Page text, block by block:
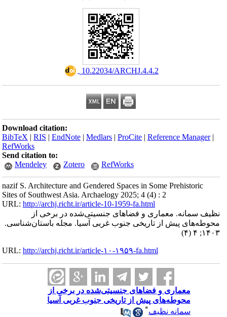
‎ 10.22034/ARCHJ.4.4.2
Download citation:
BibTeX |RIS |EndNote |Medlars |ProCite |Reference Manager
RefWorks
Send citation to:
Mendeley
Zotero RefWorks
nazif S. Architecture and Gendered Spaces in Some Prehistoric
Sites of Southwest Asia. Archaelogy 2025; 4 (4) : 2
URL:http://archj.richt.ir/article-10-1959-fa.html
نظیف سمانه. معماری و فضاهای جنسیتی‌شده در برخی از
محوطه‌های پیش از تاریخی جنوب غربی آسیا. مجله باستان‌شناسی.
۱۴۰۳; ۴ (۴)
URL:http://archj.richt.ir/article-۱۰-۱۹۵۹-fa.html
معماری و فضاهای جنسیتی‌شده در برخی از
محوطه‌های پیش از تاریخی جنوب غربی آسیا
سمانه نظیف